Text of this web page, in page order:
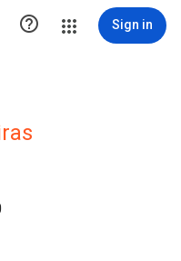
 Sign in